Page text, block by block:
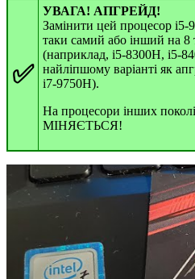
✅
УВАГА! АПГРЕЙД!
Замінити цей процесор i5-
таки самий або інший на 8
(наприклад, i5-8300H, i5-
найліпшому варіанті як
i7-9750H).
На процесори інших
МІНЯЄТЬСЯ!